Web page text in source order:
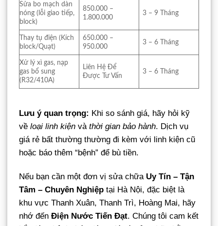
Sửa bo mạch dàn
nóng (lỗi giao tiếp,
block)
850.000 –
1.800.000
3 – 9 Tháng
Thay tụ điện (Kích
block/Quạt)
650.000 –
950.000
3 – 6 Tháng
Xử lý xì gas, nạp
gas bổ sung
(R32/410A)
Liên Hệ Để
Được Tư Vấn
3 – 6 Tháng
Lưu ý quan trọng: Khi so sánh giá, hãy hỏi kỹ
về loại linh kiện và thời gian bảo hành. Dịch vụ
giá rẻ bất thường thường đi kèm với linh kiện cũ
hoặc báo thêm “bệnh” để bù tiền.
Nếu bạn cần một đơn vị sửa chữa Uy Tín – Tận
Tâm – Chuyên Nghiệp tại Hà Nội, đặc biệt là
khu vực Thanh Xuân, Thanh Trì, Hoàng Mai, hãy
nhớ đến Điện Nước Tiến Đạt. Chúng tôi cam kết